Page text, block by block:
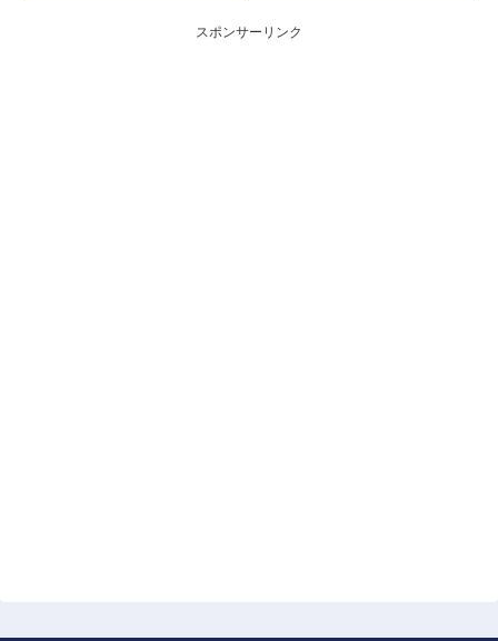
(注意喚起・申込停止)など、空売
り関連情報を集計し、図解でわ
喚起・申込停止)など、空売り関
連情報を集計し、図解でわかり
スポンサーリンク